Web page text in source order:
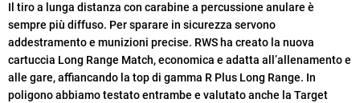
Il tiro a lunga distanza con carabine a percussione anulare è
sempre più diffuso. Per sparare in sicurezza servono
addestramento e munizioni precise. RWS ha creato la nuova
cartuccia Long Range Match, economica e adatta all’allenamento e
alle gare, affiancando la top di gamma R Plus Long Range. In
poligono abbiamo testato entrambe e valutato anche la Target